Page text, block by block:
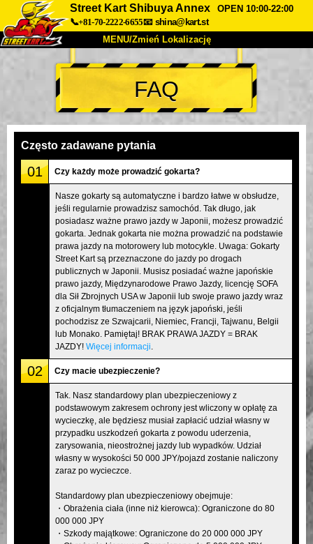
Street Kart Shibuya Annex
OPEN 10:00-22:00
📞+81-70-2222-6655📧 shina@kart.st
MENU/Zmień Lokalizację
TOP
O nas Specyfikacja Cena
Opinie
Firma
Zmień Lokalizację
Tokyo Shinagawa Tokyo Akihabara#1
Tokyo Akihabara#2 Tokyo Shibuya
Tokyo Shibuya Annex Tokyo Bay
Tokyo Asakusa Osaka
Okinawa
FAQ
Często zadawane pytania
01 Czy każdy może prowadzić gokarta?
Nasze gokarty są automatyczne i bardzo łatwe w obsłudze,
jeśli regularnie prowadzisz samochód. Tak długo, jak
posiadasz ważne prawo jazdy w Japonii, możesz prowadzić
gokarta. Jednak gokarta nie można prowadzić na podstawie
prawa jazdy na motorowery lub motocykle. Uwaga: Gokarty
Street Kart są przeznaczone do jazdy po drogach
publicznych w Japonii. Musisz posiadać ważne japońskie
prawo jazdy, Międzynarodowe Prawo Jazdy, licencję SOFA
dla Sił Zbrojnych USA w Japonii lub swoje prawo jazdy wraz
z oficjalnym tłumaczeniem na język japoński, jeśli
pochodzisz ze Szwajcarii, Niemiec, Francji, Tajwanu, Belgii
lub Monako. Pamiętaj! BRAK PRAWA JAZDY = BRAK
JAZDY! Więcej informacji
02 Czy macie ubezpieczenie?
Tak. Nasz standardowy plan ubezpieczeniowy z
podstawowym zakresem ochrony jest wliczony w opłatę za
wycieczkę, ale będziesz musiał zapłacić udział własny w
przypadku uszkodzeń gokarta z powodu uderzenia,
zarysowania, nieostrożnej jazdy lub wypadków. Udział
własny w wysokości 50 000 JPY/pojazd zostanie naliczony
zaraz po wycieczce.
Standardowy plan ubezpieczeniowy obejmuje:
・Obrażenia ciała (inne niż kierowca): Ograniczone do 80
000 000 JPY
・Szkody majątkowe: Ograniczone do 20 000 000 JPY